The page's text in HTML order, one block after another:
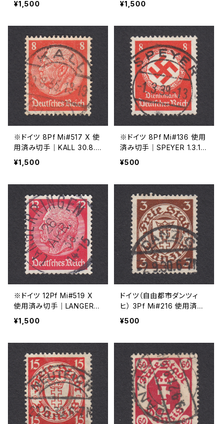
¥1,500 ¥1,500
※ドイツ 8Pf Mi#517 X 使
用済み切手｜KALL 30.8.1
935
¥1,500
※ドイツ 8Pf Mi#136 使用
済み切手｜SPEYER 1.3.19
39
¥500
※ドイツ 12Pf Mi#519 X
使用済み切手｜LANGERRI
NGEN 26.APR.1938
¥1,500
ドイツ（自由都市ダンツィ
ヒ） 3Pf Mi#216 使用済み
切手｜DANZIG 2.9.1930
¥500